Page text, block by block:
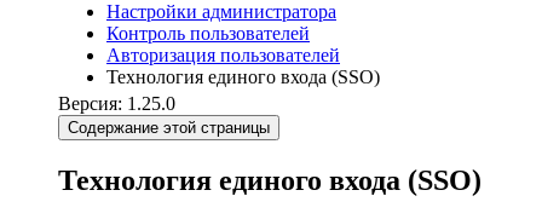
Настройки администратора
Контроль пользователей
Авторизация пользователей
Технология единого входа (SSO)
Версия: 1.25.0
Содержание этой страницы
Технология единого входа (SSO)